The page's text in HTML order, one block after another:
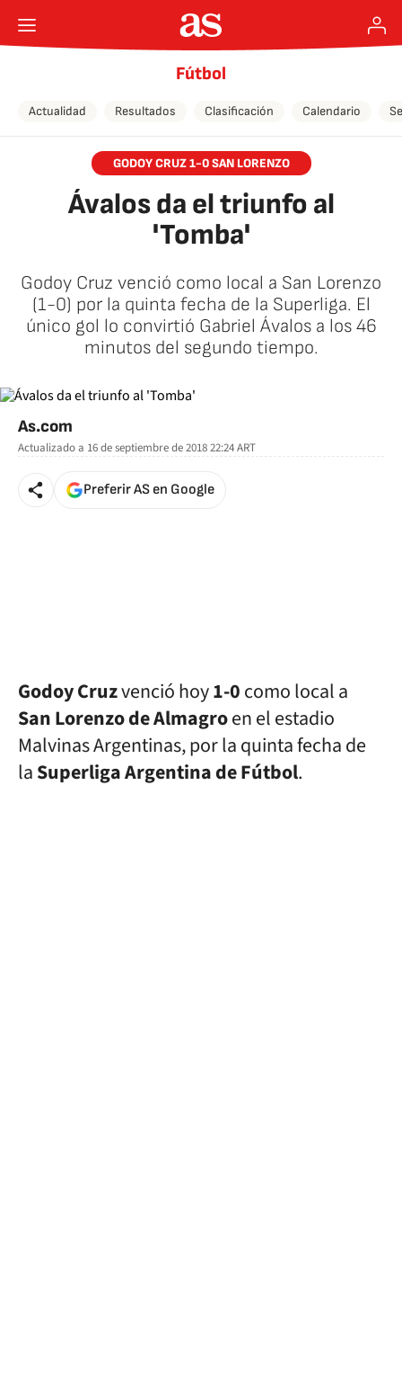
Fútbol
Actualidad Resultados Clasificación Calendario
GODOY CRUZ 1-0 SAN LORENZO
Ávalos da el triunfo al
'Tomba'
Godoy Cruz venció como local a San Lorenzo
(1-0) por la quinta fecha de la Superliga. El
único gol lo convirtió Gabriel Ávalos a los 46
minutos del segundo tiempo.
As.com
Actualizado a 16 de septiembre de 2018 22:24ART
Preferir AS en Google
Godoy Cruzvenció hoy1-0como local a
San Lorenzo de Almagroen el estadio
Malvinas Argentinas, por la quinta fecha de
laSuperliga Argentina de Fútbol.